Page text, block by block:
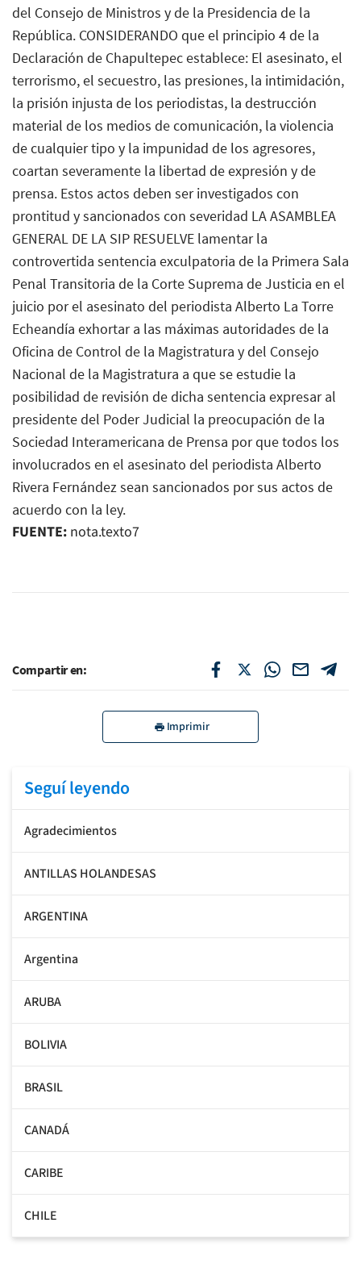
del Consejo de Ministros y de la Presidencia de la
República. CONSIDERANDO que el principio 4 de la
Declaración de Chapultepec establece: El asesinato, el
terrorismo, el secuestro, las presiones, la intimidación,
la prisión injusta de los periodistas, la destrucción
material de los medios de comunicación, la violencia
de cualquier tipo y la impunidad de los agresores,
coartan severamente la libertad de expresión y de
prensa. Estos actos deben ser investigados con
prontitud y sancionados con severidad LA ASAMBLEA
GENERAL DE LA SIP RESUELVE lamentar la
controvertida sentencia exculpatoria de la Primera Sala
Penal Transitoria de la Corte Suprema de Justicia en el
juicio por el asesinato del periodista Alberto La Torre
Echeandía exhortar a las máximas autoridades de la
Oficina de Control de la Magistratura y del Consejo
Nacional de la Magistratura a que se estudie la
posibilidad de revisión de dicha sentencia expresar al
presidente del Poder Judicial la preocupación de la
Sociedad Interamericana de Prensa por que todos los
involucrados en el asesinato del periodista Alberto
Rivera Fernández sean sancionados por sus actos de
acuerdo con la ley.
FUENTE: nota.texto7
Compartir en:
Imprimir
Seguí leyendo
Agradecimientos
ANTILLAS HOLANDESAS
ARGENTINA
Argentina
ARUBA
BOLIVIA
BRASIL
CANADÁ
CARIBE
CHILE